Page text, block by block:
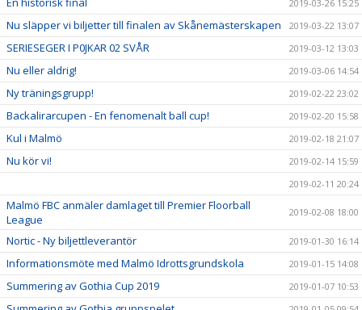
2019-03-26 15:25
Nu släpper vi biljetter till finalen av Skånemästerskapen 2019-03-22 13:07
SERIESEGER I P0JKAR 02 SVÅR 2019-03-12 13:03
Nu eller aldrig! 2019-03-06 14:54
Ny träningsgrupp! 2019-02-22 23:02
Backalirarcupen - En fenomenalt ball cup! 2019-02-20 15:58
Kul i Malmö 2019-02-18 21:07
Nu kör vi!
2019-02-14 15:59
2019-02-11 20:24
Malmö FBC anmäler damlaget till Premier Floorball
League
2019-02-08 18:00
Nortic - Ny biljettleverantör 2019-01-30 16:14
Informationsmöte med Malmö Idrottsgrundskola 2019-01-15 14:08
Summering av Gothia Cup 2019 2019-01-07 10:53